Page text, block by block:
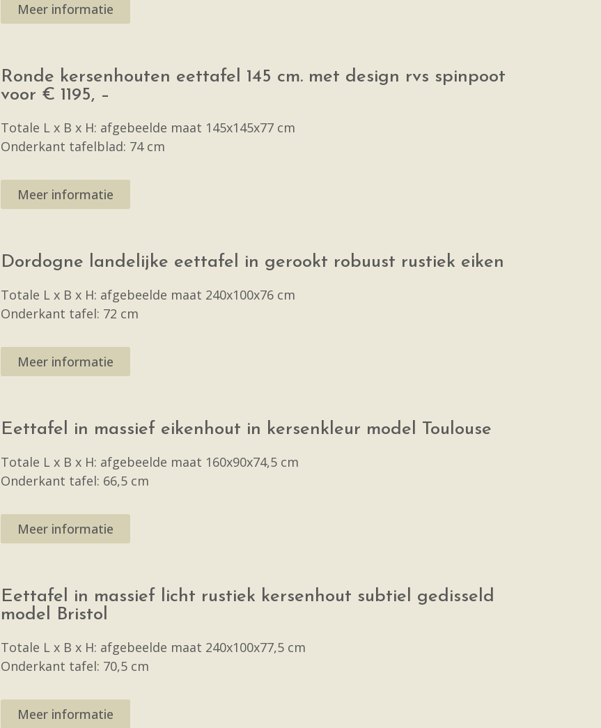
Meer informatie
Ronde kersenhouten eettafel 145 cm. met design rvs spinpoot
voor € 1195, –
Totale L x B x H: afgebeelde maat 145x145x77 cm
Onderkant tafelblad: 74 cm
Meer informatie
Dordogne landelijke eettafel in gerookt robuust rustiek eiken
Totale L x B x H: afgebeelde maat 240x100x76 cm
Onderkant tafel: 72 cm
Meer informatie
Eettafel in massief eikenhout in kersenkleur model Toulouse
Totale L x B x H: afgebeelde maat 160x90x74,5 cm
Onderkant tafel: 66,5 cm
Meer informatie
Eettafel in massief licht rustiek kersenhout subtiel gedisseld
model Bristol
Totale L x B x H: afgebeelde maat 240x100x77,5 cm
Onderkant tafel: 70,5 cm
Meer informatie